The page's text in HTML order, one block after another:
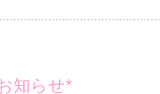
知らせ*